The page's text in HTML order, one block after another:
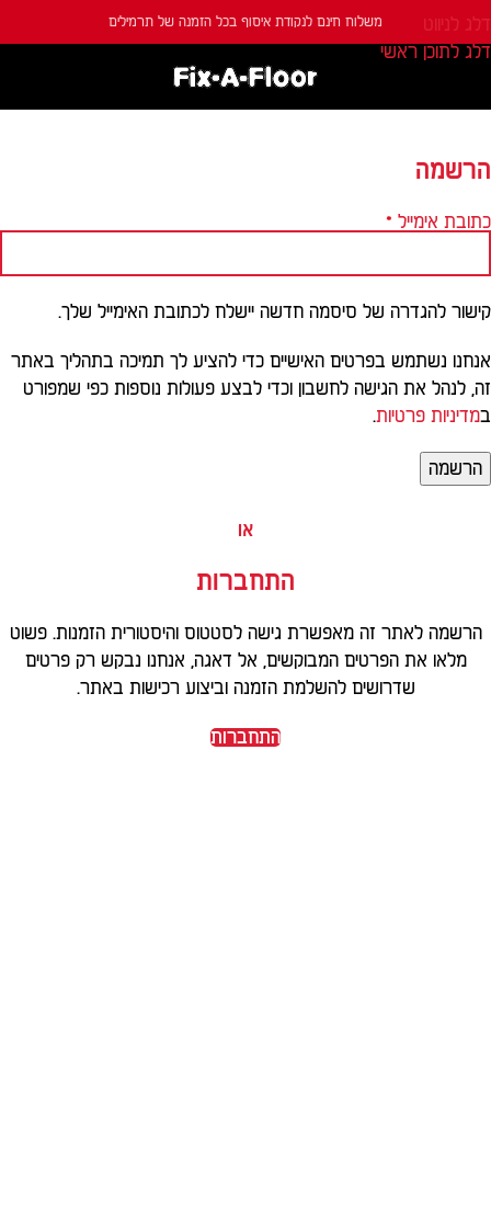
דלג לניווט
דלג לתוכן ראשי
משלוח חינם לנקודת איסוף בכל הזמנה של תרמילים
הרשמה
כתובת אימייל *
קישור להגדרה של סיסמה חדשה יישלח לכתובת האימייל שלך.
אנחנו נשתמש בפרטים האישיים כדי להציע לך תמיכה בתהליך באתר
זה, לנהל את הגישה לחשבון וכדי לבצע פעולות נוספות כפי שמפורט
במדיניות פרטיות.
הרשמה
או
התחברות
הרשמה לאתר זה מאפשרת גישה לסטטוס והיסטורית הזמנות. פשוט
מלאו את הפרטים המבוקשים, אל דאגה, אנחנו נבקש רק פרטים
שדרושים להשלמת הזמנה וביצוע רכישות באתר.
התחברות